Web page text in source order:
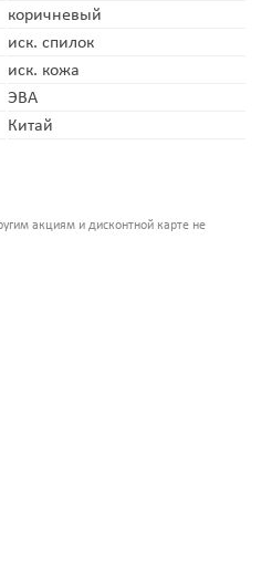
коричневый
иск. спилок
иск. кожа
ЭВА
Китай
акциям и дисконтной карте не